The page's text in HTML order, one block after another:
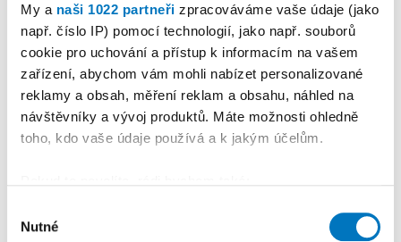
My a naši 1022 partneři zpracováváme vaše údaje (jako
např. číslo IP) pomocí technologií, jako např. souborů
cookie pro uchování a přístup k informacím na vašem
zařízení, abychom vám mohli nabízet personalizované
reklamy a obsah, měření reklam a obsahu, náhled na
návštěvníky a vývoj produktů. Máte možnosti ohledně
toho, kdo vaše údaje používá a k jakým účelům.
poloze, které mohou být přesné na několik metrů
souhlasu
Nutné
ReklamaKoupit reklamu